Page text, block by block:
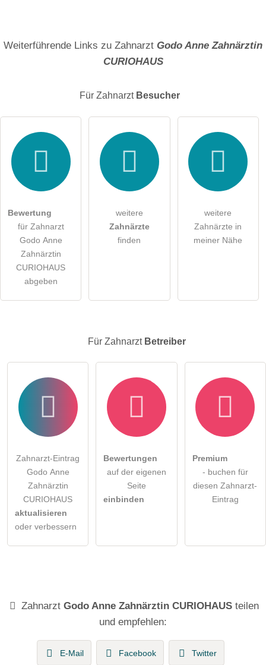
Hiermit akzeptiere ich die .
Die Datenschutzerklärunghabe ich zur Kenntnis genommen.
Klicken Sie hier um eine
Zahnarzt-Eintrag zu stellen
Weiterführende Links zu Zahnarzt Godo Anne Zahnärztin
CURIOHAUS
Für Zahnarzt Besucher
Bewertung
für Zahnarzt
Godo Anne
Zahnärztin
CURIOHAUS
abgeben
weitere
Zahnärzte
finden
weitere
Zahnärzte in
meiner Nähe
Für Zahnarzt Betreiber
Zahnarzt-Eintrag
Godo Anne
Zahnärztin
CURIOHAUS
aktualisieren
oder verbessern
Bewertungen
auf der eigenen
Seite
einbinden
Premium
- buchen für
diesen Zahnarzt-
Eintrag
Zahnarzt Godo Anne Zahnärztin CURIOHAUSteilen
und empfehlen:
E-Mail Facebook Twitter